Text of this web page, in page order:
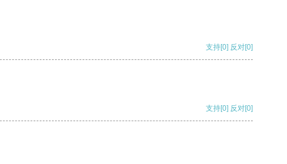
支持[0] 反对[0]
支持[0] 反对[0]